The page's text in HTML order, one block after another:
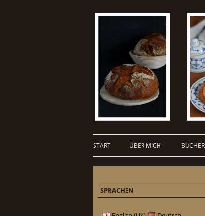
START ÜBER MICH BÜCHER
SPRACHEN